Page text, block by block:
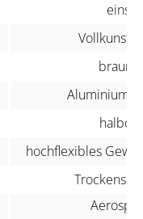
braun,
hochflexibles